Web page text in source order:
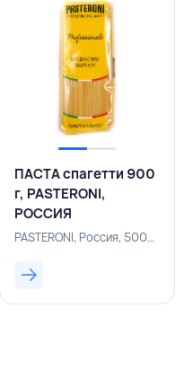
ПАСТА спагетти 900
г, PASTERONI,
РОССИЯ
PASTERONI, Россия, 500001351